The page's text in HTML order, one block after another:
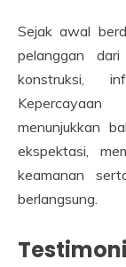
Sejak awal
pelanggan
konstruksi,
menunjukkan
ekspektasi,
keamanan
berlangsung.